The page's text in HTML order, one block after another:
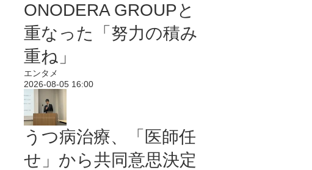
ONODERA GROUPと
重なった「努力の積み
重ね」
エンタメ
2026-08-05 16:00
うつ病治療、「医師任
せ」から共同意思決定